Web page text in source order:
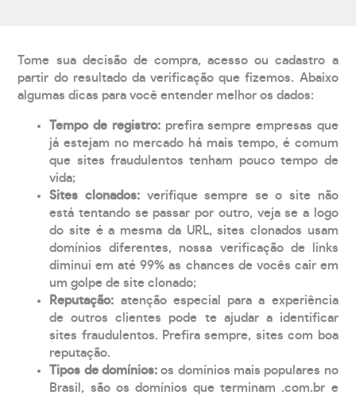
Tome sua decisão de compra, acesso ou cadastro a
partir do resultado da verificação que fizemos. Abaixo
algumas dicas para você entender melhor os dados:
Tempo de registro: prefira sempre empresas que
já estejam no mercado há mais tempo, é comum
que sites fraudulentos tenham pouco tempo de
vida;
Sites clonados: verifique sempre se o site não
está tentando se passar por outro, veja se a logo
do site é a mesma da URL, sites clonados usam
domínios diferentes, nossa verificação de links
diminui em até 99% as chances de vocês cair em
um golpe de site clonado;
Reputação: atenção especial para a experiência
de outros clientes pode te ajudar a identificar
sites fraudulentos. Prefira sempre, sites com boa
reputação.
Tipos de domínios:os domínios mais populares no
Brasil, são os domínios que terminam .com.br e